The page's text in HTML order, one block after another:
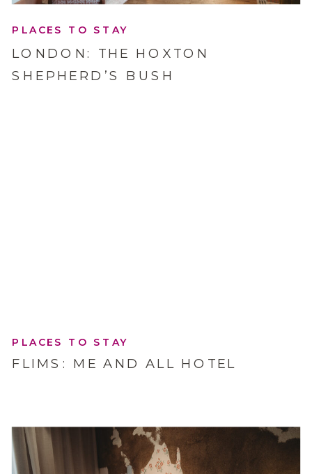
PLACES TO STAY
LONDON: THE HOXTON
SHEPHERD’S BUSH
PLACES TO STAY
FLIMS: ME AND ALL HOTEL